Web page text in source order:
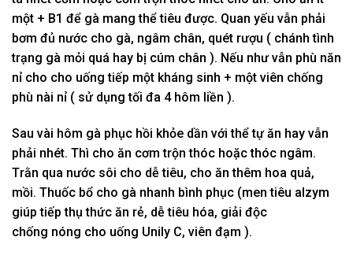
một + B1 để gà mang thể tiêu được. Quan yếu vẫn phải
bơm đủ nước cho gà, ngâm chân, quét rượu ( chánhtình
trạng gà mỏi quá hay bị cúm chân ). Nếu nhưvẫn phù năn
nỉ cho cho uống tiếp một kháng sinh + một viên chống
phù nài nỉ ( sử dụng tối đa 4 hôm liền ).
Sau vài hôm gà phục hồi khỏe dần với thể tự ăn hay vẫn
phải nhét. Thì cho ăn cơm trộn thóc hoặc thóc ngâm.
Trằn qua nước sôi cho dễ tiêu, cho ăn thêm hoa quả,
mồi. Thuốc bổ cho gà nhanh bình phục (men tiêu alzym
giúptiếp thụ thức ăn rẻ, dễ tiêu hóa, giải độc
chống nóng cho uống Unily C, viên đạm ).